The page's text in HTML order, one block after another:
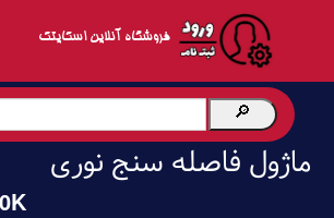
فروشگاه آنلاین اسکایتک
ماژول فاصله سنج نوری